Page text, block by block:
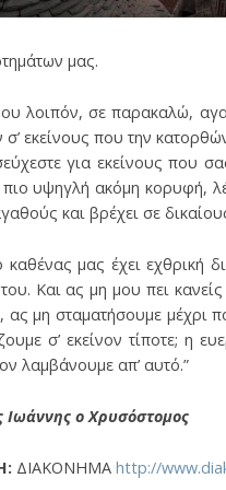
μας.
λοιπόν, σε παρακαλώ,
εκείνους που την
για εκείνους που
υψηγλή ακόμη κορυφή,
και βρέχει σε
καθένας μας έχει εχθρική
Και ας μη μου πει
ας μη σταματήσουμε μέχρι
σ’ εκείνον τίποτε; η
λαμβάνουμε απ’ αυτό.”
Ιωάννης ο Χρυσόστομος
ΔΙΑΚΟΝΗΜΑ http://